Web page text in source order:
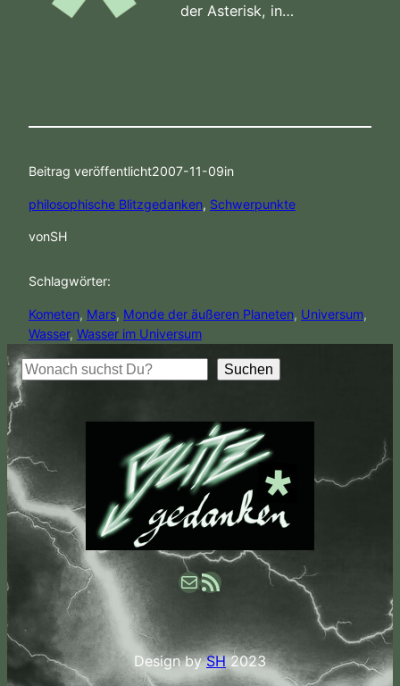
der Asterisk, in…
Beitrag veröffentlicht2007-11-09in
philosophische Blitzgedanken, Schwerpunkte
vonSH
Schlagwörter:
Kometen, Mars, Monde der äußeren Planeten, Universum
Wasser, Wasser im Universum
S
u
e
n
Suchen
E-Mail RSS-Feed
Design bySH2023